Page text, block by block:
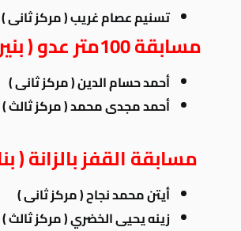
تسنيم عصام غريب ( مركز ثانى )
مسابقة 100متر عدو ( بنين )
أحمد حسام الدين ( مركز ثانى )
أحمدمجدى محمد ( مركز ثالث )
مسابقة القفز بالزانة (
أيتن محمد نجاح ( مركز ثانى )
زينه يحيى الخضري ( مركز ثالث )